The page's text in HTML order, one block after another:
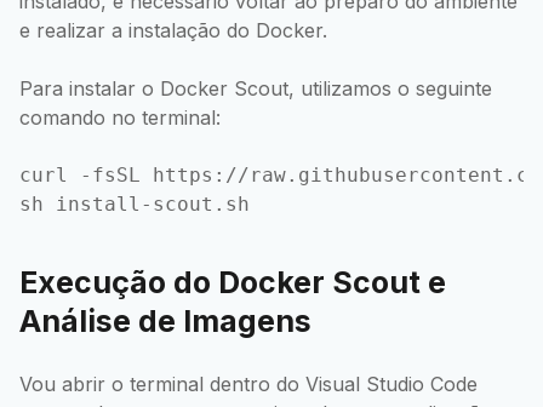
e realizar a instalação do Docker.
Para instalar o Docker Scout, utilizamos o seguinte
comando no terminal:
curl -fsSL https://
Execução do Docker Scout e
Análise de Imagens
Vou abrir o terminal dentro do Visual Studio Code